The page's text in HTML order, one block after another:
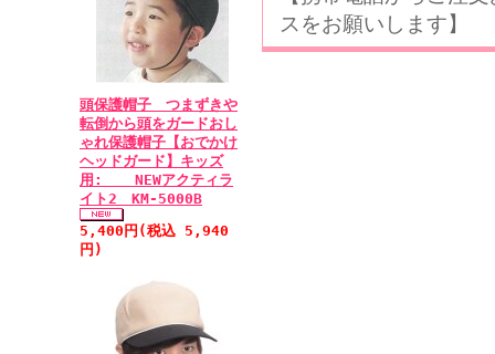
頭保護帽子 つまずきや
転倒から頭をガードおし
ゃれ保護帽子【おでかけ
ヘッドガード】キッズ
用: NEWアクティラ
イト2 KM-5000B
5,400円(税込 5,940
円)
スをお願いします】